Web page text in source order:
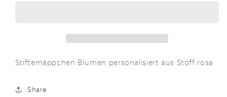
Stiftemäppchen Blumen personalisiert aus Stoff rosa
Share